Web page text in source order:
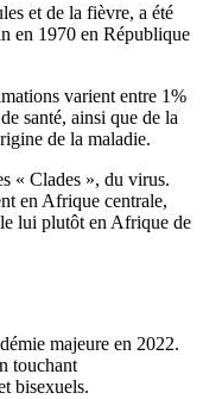
et de la fièvre, a été
en 1970 en République
varient entre 1%
santé, ainsi que de la
de la maladie.
« Clades », du virus.
en Afrique centrale,
lui plutôt en Afrique de
majeure en 2022.
touchant
bisexuels.